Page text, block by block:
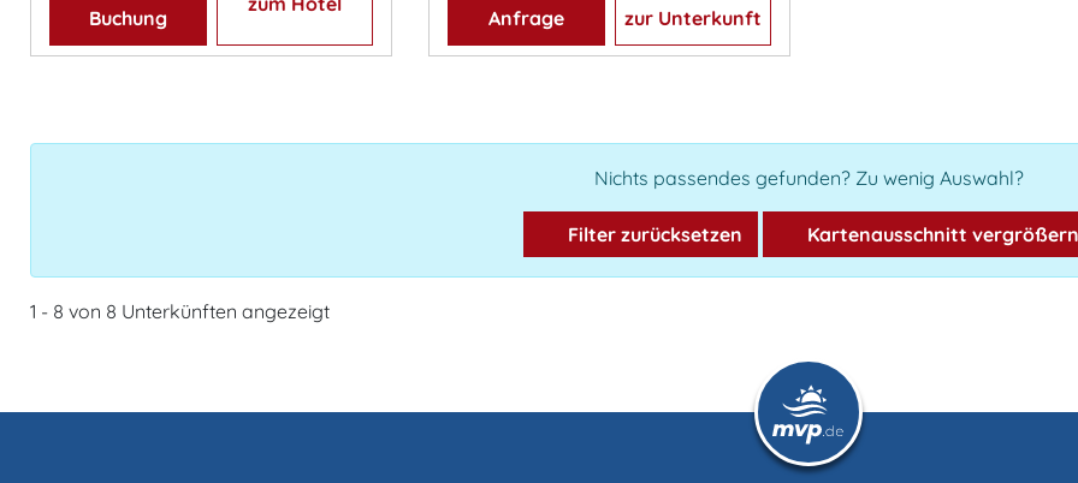
Buchung
Anfrage zur Unterkunft
Nichts passendes gefunden? Zu wenig Auswahl?
Filter zurücksetzen Kartenausschnitt vergrößern
1 - 8 von 8 Unterkünften angezeigt